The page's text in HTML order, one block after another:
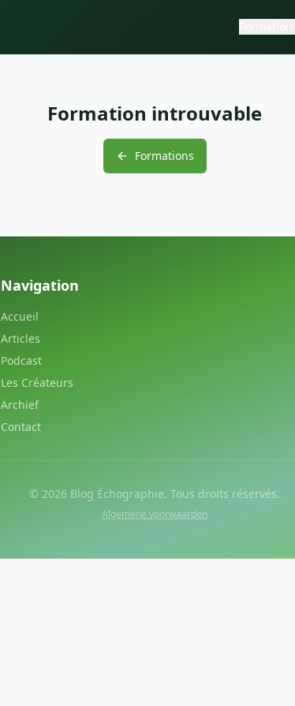
Formation introuvable
Formations
Navigation
Accueil
Articles
Podcast
Les Créateurs
Archief
Contact
© 2026 Blog Échographie. Tous droits réservés.
Algemene voorwaarden